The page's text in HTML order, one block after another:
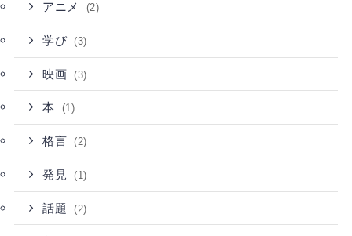
アニメ (2)
学び (3)
映画 (3)
本 (1)
格言 (2)
発見 (1)
話題 (2)